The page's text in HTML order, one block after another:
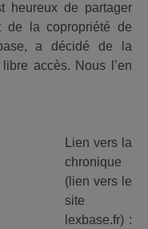
heureux de partager
de la copropriété de
a décidé de la
accès. Nous l’en
Lien vers la
chronique
(lien vers le
site
lexbase.fr) :